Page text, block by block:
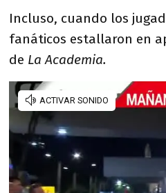
Incluso, cuando los
fanáticos estallaron en
de La Academia.